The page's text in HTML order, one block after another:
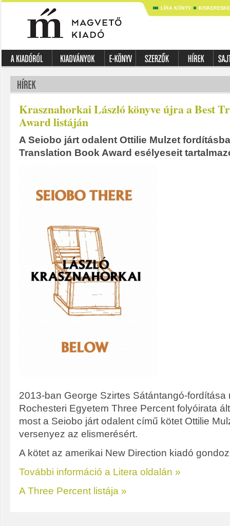
LÍRA KÖNYV
Krasznahorkai László könyve újra a Best
Award listáján
A Seiobo járt odalent Ottilie Mulzet
Translation Book Award esélyeseit
2013-ban George Szirtes Sátántangó-fordítása
Rochesteri Egyetem Three Percent folyóirata
most a Seiobo járt odalent című kötet Ottilie
versenyez az elismerésért.
A kötet az amerikai New Direction kiadó
További információ a Litera oldalán »
A Three Percent listája »